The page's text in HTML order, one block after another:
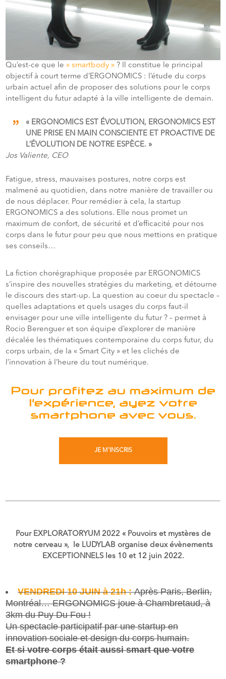
Qu’est-ce que le « smartbody » ? Il constitue le principal
objectif à court terme d’ERGONOMICS : l’étude du corps
urbain actuel afin de proposer des solutions pour le corps
intelligent du futur adapté à la ville intelligente de demain.
« ERGONOMICS EST ÉVOLUTION, ERGONOMICS EST
UNE PRISE EN MAIN CONSCIENTE ET PROACTIVE DE
L’ÉVOLUTION DE NOTRE ESPÈCE. »
Jos Valiente, CEO
Fatigue, stress, mauvaises postures, notre corps est
malmené au quotidien, dans notre manière de travailler ou
de nous déplacer. Pour remédier à cela, la startup
ERGONOMICS a des solutions. Elle nous promet un
maximum de confort, de sécurité et d’efficacité pour nos
corps dans le futur pour peu que nous mettions en pratique
ses conseils…
La fiction chorégraphique proposée par ERGONOMICS
s’inspire des nouvelles stratégies du marketing, et détourne
le discours des start-up. La question au coeur du spectacle –
quelles adaptations et quels usages du corps faut-il
envisager pour une ville intelligente du futur ? – permet à
Rocio Berenguer et son équipe d’explorer de manière
décalée les thématiques contemporaine du corps futur, du
corps urbain, de la « Smart City » et les clichés de
l’innovation à l’heure du tout numérique.
Pour profitez au maximum de
l’expérience, ayez votre
smartphone avec vous.
JE M'INSCRIS
Pour EXPLORATORYUM 2022 « Pouvoirs et mystères de
notre cerveau », le LUDYLAB organise deux évènements
EXCEPTIONNELS les 10 et 12 juin 2022.
VENDREDI 10 JUIN à 21h :Après Paris, Berlin,
Montréal… ERGONOMICS joue à Chambretaud, à
3km du Puy Du Fou !
Un spectacle participatif par une startup en
innovation sociale et design du corps humain.
Et si votre corps était aussi smart que votre
smartphone ?